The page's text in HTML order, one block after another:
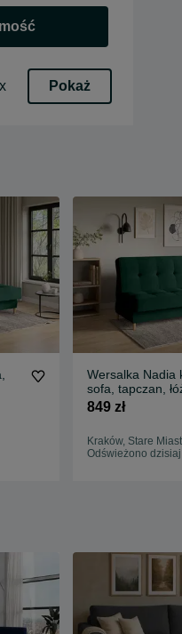
Pokaż
Wersalka Nadia
sofa, tapczan,
Sprężyny.
849 zł
Kraków, Stare
Odświeżono